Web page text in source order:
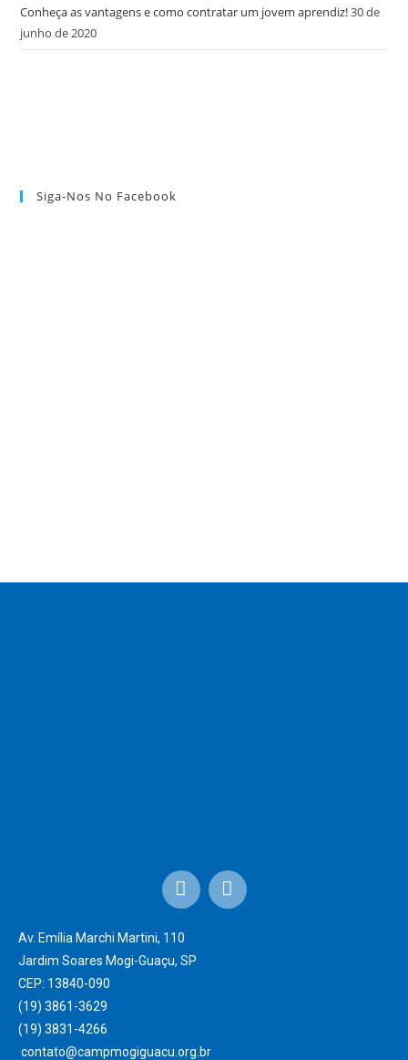
Conheça as vantagens e como contratar um jovem aprendiz!30 de
junho de 2020
Siga-Nos No Facebook
Av. Emília Marchi Martini, 110
Jardim Soares Mogi-Guaçu, SP
CEP: 13840-090
(19) 3861-3629
(19) 3831-4266 ‎
contato@campmogiguacu.org.br